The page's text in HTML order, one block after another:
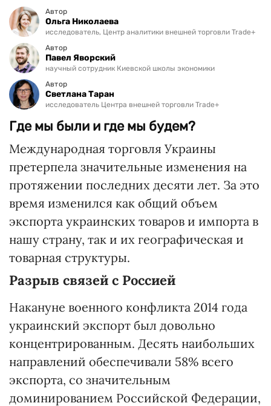
Автор
Ольга Николаева
исследователь, Центр аналитики внешней торговли Trade+
Автор
Павел Яворский
научный сотрудник Киевской школы экономики
Автор
Светлана Таран
исследователь Центра внешней торговли Trade+
Где мы были и где мы будем?
Международная торговля Украины
претерпела значительные изменения на
протяжении последних десяти лет. За это
время изменился как общий объем
экспорта украинских товаров и импорта в
нашу страну, так и их географическая и
товарная структуры.
Разрыв связей с Россией
Накануне военного конфликта 2014 года
украинский экспорт был довольно
концентрированным. Десять наибольших
направлений обеспечивали 58% всего
экспорта, со значительным
доминированием Российской Федерации,